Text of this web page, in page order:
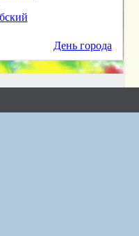
День города